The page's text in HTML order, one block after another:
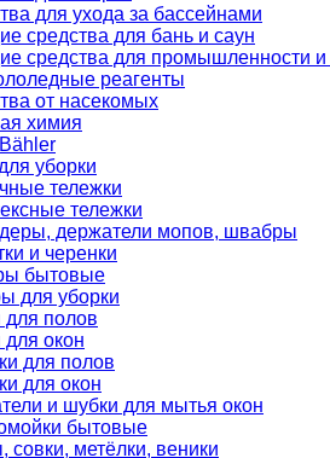
для ухода за бассейнами
средства для бань и саун
средства для промышленности и
реагенты
от насекомых
химия
уборки
тележки
тележки
держатели мопов, швабры
и черенки
бытовые
для уборки
полов
окон
для полов
для окон
и шубки для мытья окон
бытовые
совки, метёлки, веники